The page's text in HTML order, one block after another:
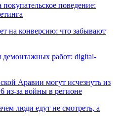
поведение:
на конверсию: что забывают
демонтажных работ: digital-
Аравии могут исчезнуть из
из-за войны в регионе
люди едут не смотреть, а